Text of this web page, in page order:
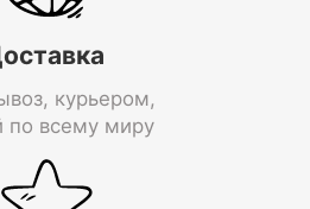
курьером,
по всему миру